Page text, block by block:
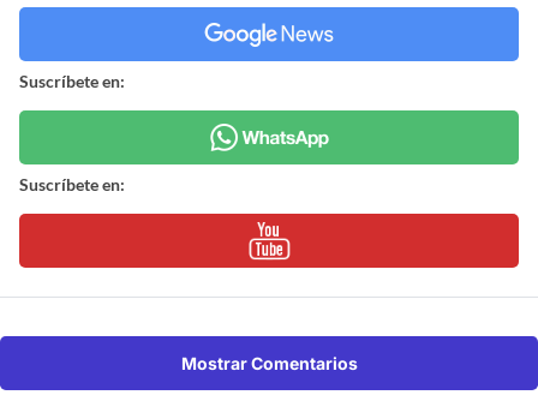
Suscríbete en:
Suscríbete en:
Mostrar Comentarios